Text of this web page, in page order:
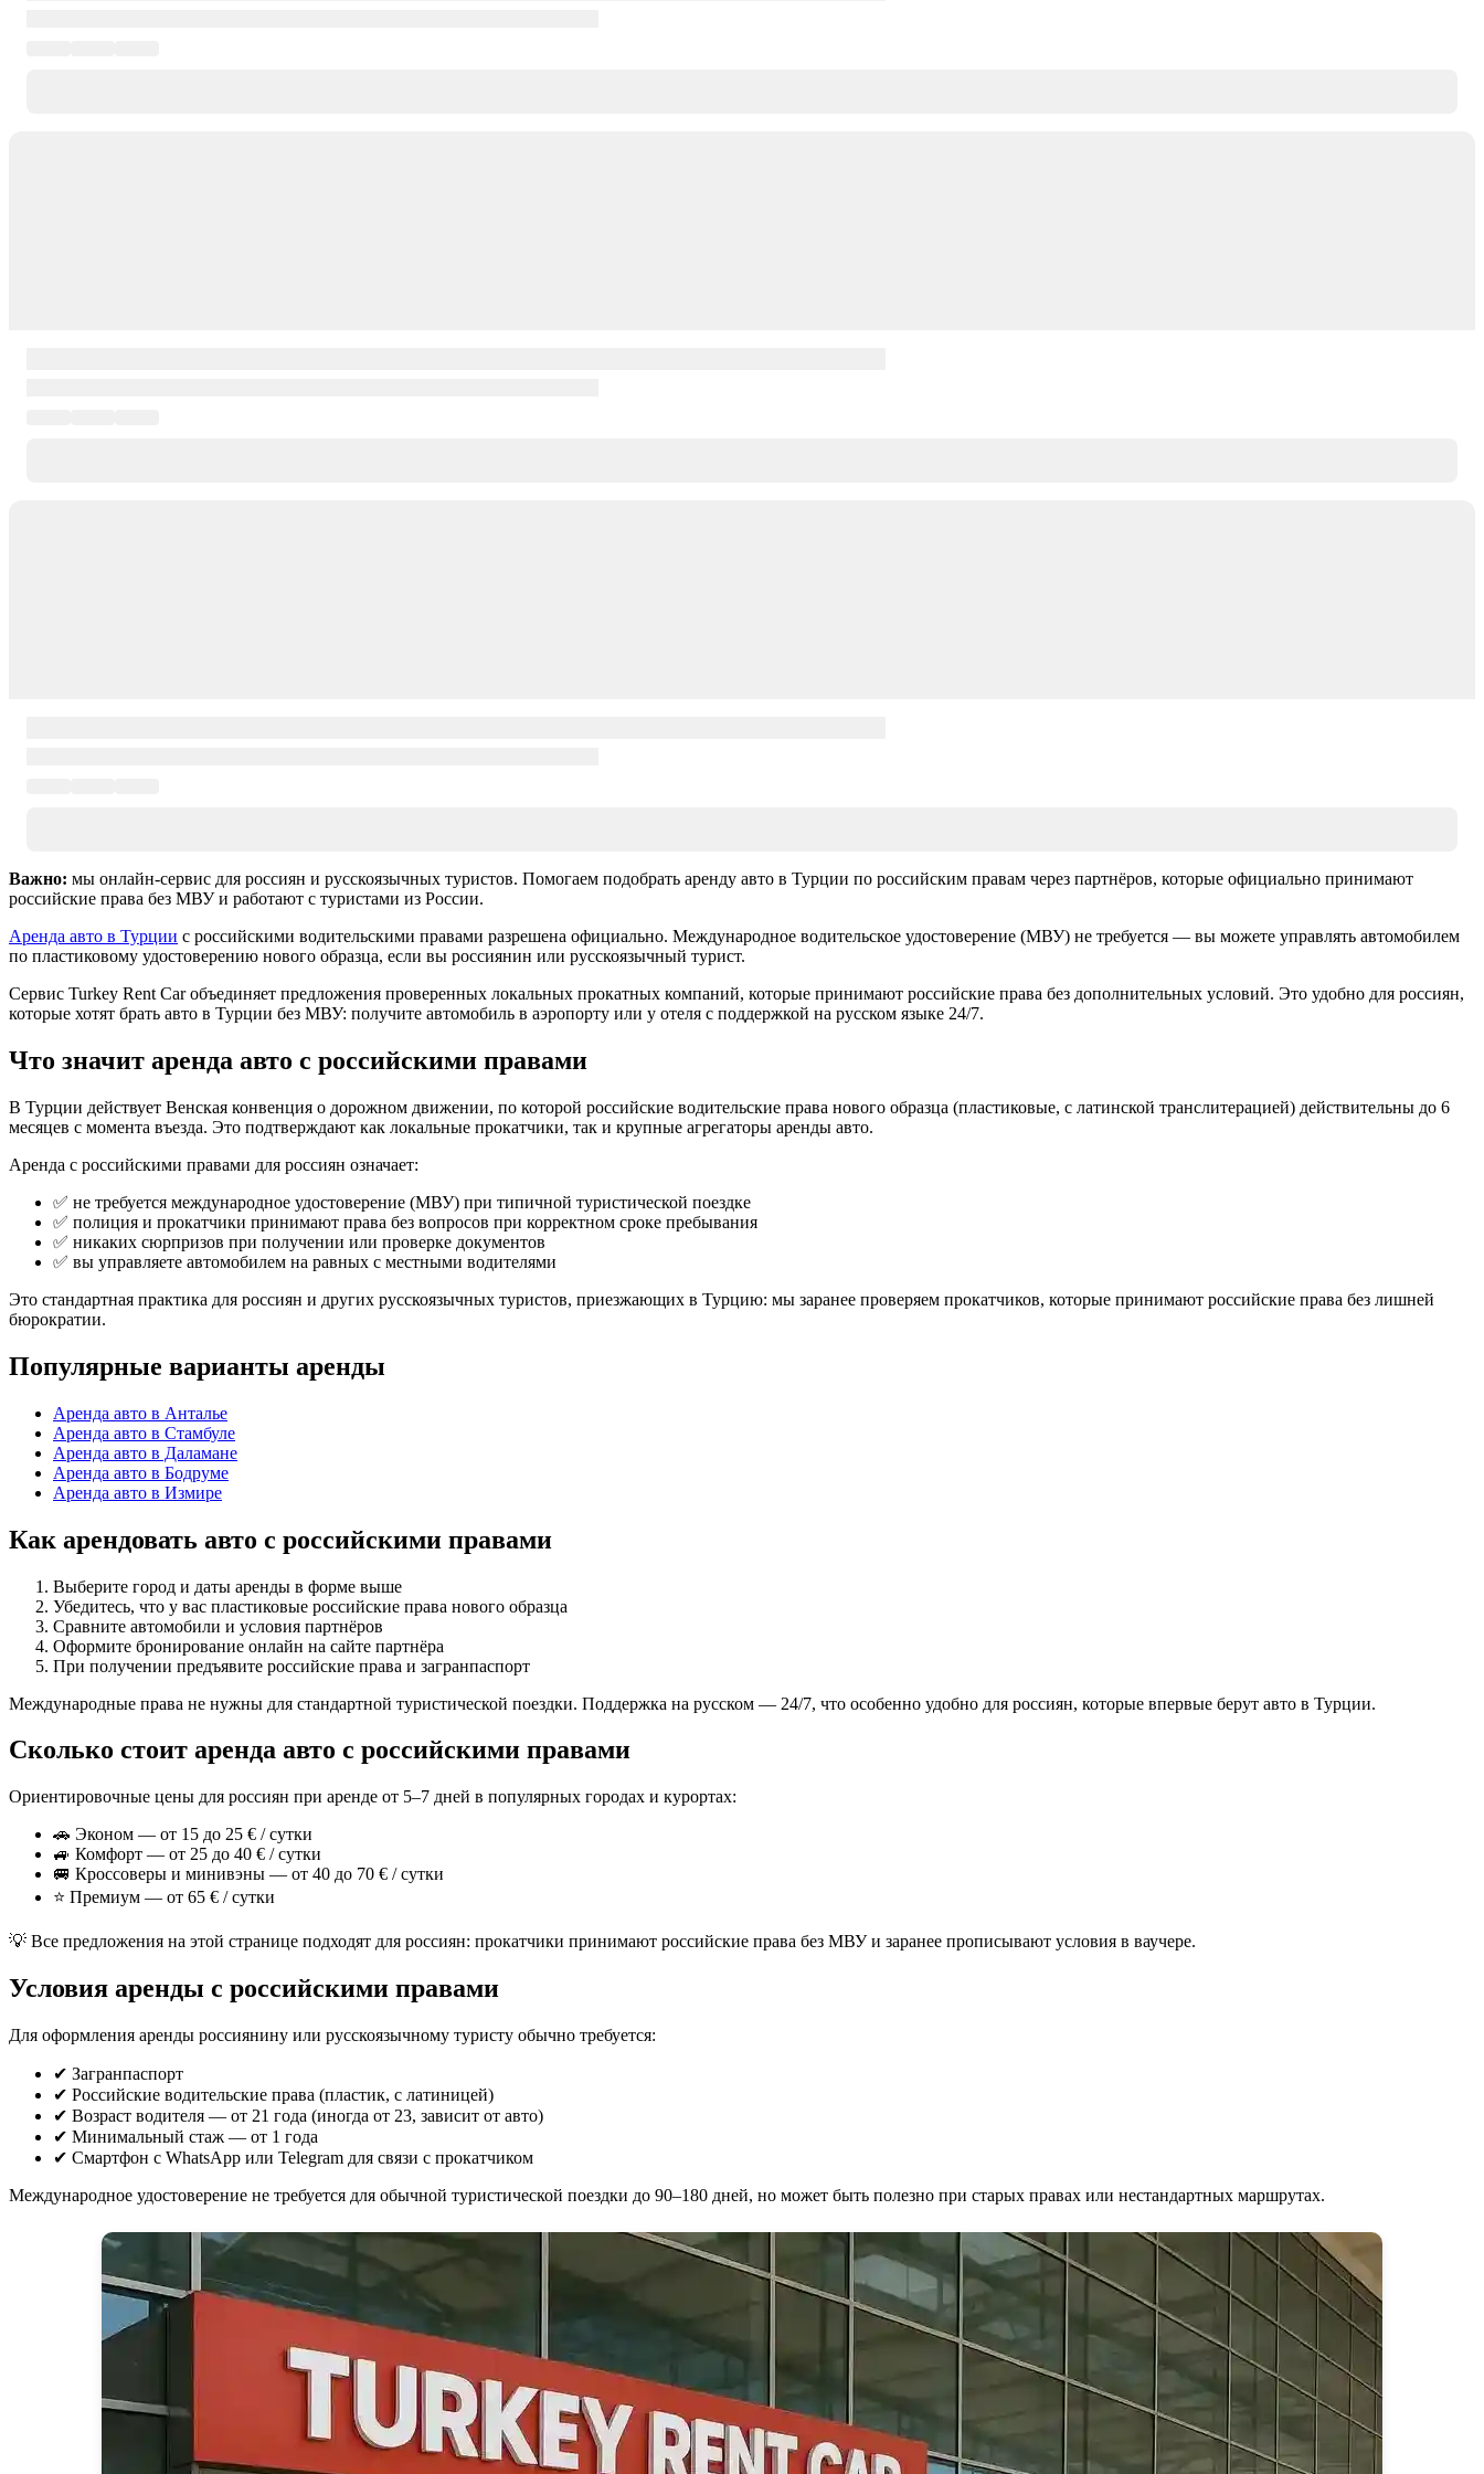
Важно: мы онлайн-сервис для россиян и русскоязычных туристов. Помогаем подобрать аренду авто в Турции по российским правам через партнёров, которые официально принимают
российские права без МВУ и работают с туристами из России.
Аренда авто в Турции с российскими водительскими правами разрешена официально. Международное водительское удостоверение (МВУ) не требуется — вы можете управлять автомобилем
по пластиковому удостоверению нового образца, если вы россиянин или русскоязычный турист.
Сервис Turkey Rent Car объединяет предложения проверенных локальных прокатных компаний, которые принимают российские права без дополнительных условий. Это удобно для россиян,
которые хотят брать авто в Турции без МВУ: получите автомобиль в аэропорту или у отеля с поддержкой на русском языке 24/7.
Что значит аренда авто с российскими правами
В Турции действует Венская конвенция о дорожном движении, по которой российские водительские права нового образца (пластиковые, с латинской транслитерацией) действительны до 6
месяцев с момента въезда. Это подтверждают как локальные прокатчики, так и крупные агрегаторы аренды авто.
Аренда с российскими правами для россиян означает:
✅ не требуется международное удостоверение (МВУ) при типичной туристической поездке
✅ полиция и прокатчики принимают права без вопросов при корректном сроке пребывания
✅ никаких сюрпризов при получении или проверке документов
✅ вы управляете автомобилем на равных с местными водителями
Это стандартная практика для россиян и других русскоязычных туристов, приезжающих в Турцию: мы заранее проверяем прокатчиков, которые принимают российские права без лишней
бюрократии.
Популярные варианты аренды
Аренда авто в Анталье
Аренда авто в Стамбуле
Аренда авто в Даламане
Аренда авто в Бодруме
Аренда авто в Измире
Как арендовать авто с российскими правами
Выберите город и даты аренды в форме выше
Убедитесь, что у вас пластиковые российские права нового образца
Сравните автомобили и условия партнёров
Оформите бронирование онлайн на сайте партнёра
При получении предъявите российские права и загранпаспорт
Международные права не нужны для стандартной туристической поездки. Поддержка на русском — 24/7, что особенно удобно для россиян, которые впервые берут авто в Турции.
Сколько стоит аренда авто с российскими правами
Ориентировочные цены для россиян при аренде от 5–7 дней в популярных городах и курортах:
🚗 Эконом — от 15 до 25 € / сутки
🚙 Комфорт — от 25 до 40 € / сутки
🚐 Кроссоверы и минивэны — от 40 до 70 € / сутки
⭐ Премиум — от 65 € / сутки
💡 Все предложения на этой странице подходят для россиян: прокатчики принимают российские права без МВУ и заранее прописывают условия в ваучере.
Условия аренды с российскими правами
Для оформления аренды россиянину или русскоязычному туристу обычно требуется:
✔ Загранпаспорт
✔ Российские водительские права (пластик, с латиницей)
✔ Возраст водителя — от 21 года (иногда от 23, зависит от авто)
✔ Минимальный стаж — от 1 года
✔ Смартфон с WhatsApp или Telegram для связи с прокатчиком
Международное удостоверение не требуется для обычной туристической поездки до 90–180 дней, но может быть полезно при старых правах или нестандартных маршрутах.